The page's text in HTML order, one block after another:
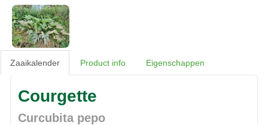
Zaaikalender Product info Eigenschappen
Courgette
Curcubita pepo